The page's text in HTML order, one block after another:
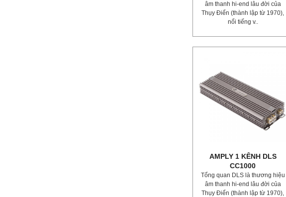
âm thanh hi-end lâu đời của
Thụy Điển (thành lập từ 1970),
nổi tiếng v..
AMPLY 1 KÊNH DLS
CC1000
Tổng quan DLS là thương hiệu
âm thanh hi-end lâu đời của
Thụy Điển (thành lập từ 1970),